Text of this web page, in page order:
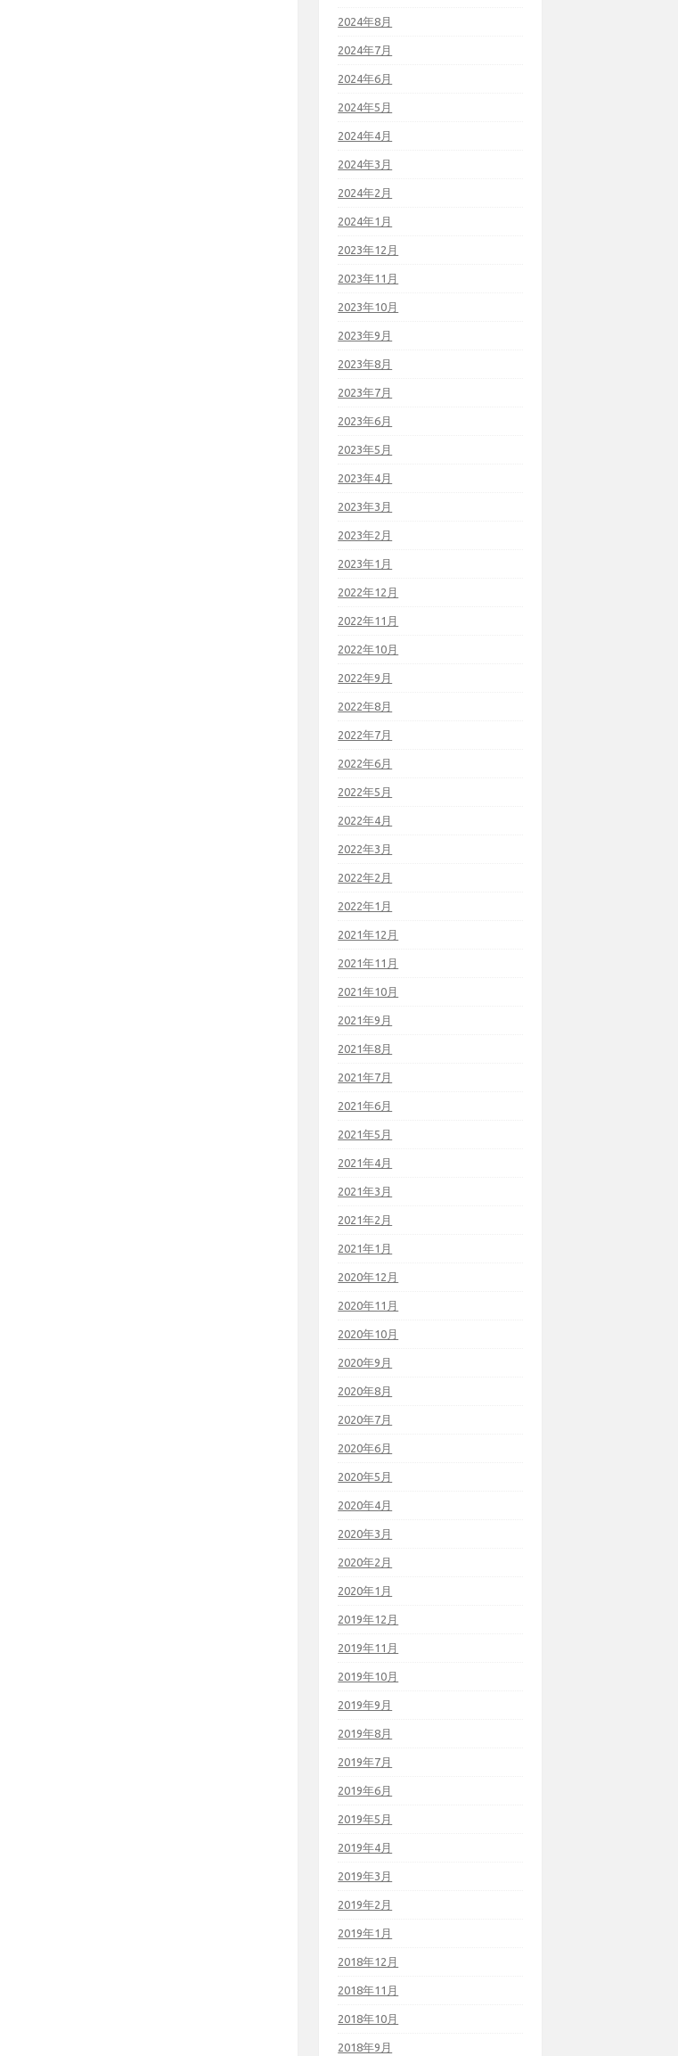
2024年8月
2024年7月
2024年6月
2024年5月
2024年4月
2024年3月
2024年2月
2024年1月
2023年12月
2023年11月
2023年10月
2023年9月
2023年8月
2023年7月
2023年6月
2023年5月
2023年4月
2023年3月
2023年2月
2023年1月
2022年12月
2022年11月
2022年10月
2022年9月
2022年8月
2022年7月
2022年6月
2022年5月
2022年4月
2022年3月
2022年2月
2022年1月
2021年12月
2021年11月
2021年10月
2021年9月
2021年8月
2021年7月
2021年6月
2021年5月
2021年4月
2021年3月
2021年2月
2021年1月
2020年12月
2020年11月
2020年10月
2020年9月
2020年8月
2020年7月
2020年6月
2020年5月
2020年4月
2020年3月
2020年2月
2020年1月
2019年12月
2019年11月
2019年10月
2019年9月
2019年8月
2019年7月
2019年6月
2019年5月
2019年4月
2019年3月
2019年2月
2019年1月
2018年12月
2018年11月
2018年10月
2018年9月